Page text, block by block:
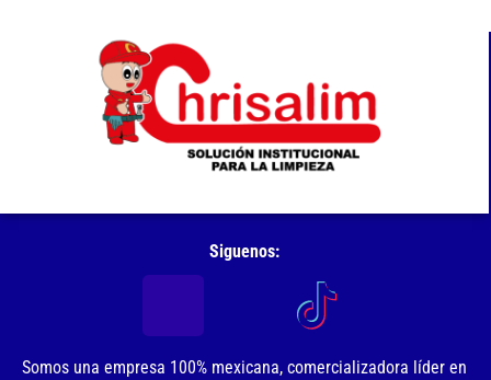
Siguenos:
Somos una empresa 100% mexicana, comercializadora líder en